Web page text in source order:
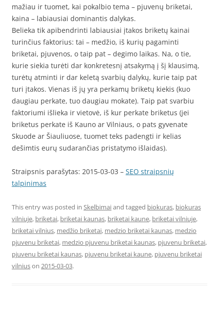
mažiau ir tuomet, kai pokalbio tema – pjuvenų briketai,
kaina – labiausiai dominantis dalykas.
Belieka tik apibendrinti labiausiai įtakos briketų kainai
turinčius faktorius: tai – medžio, iš kurių pagaminti
briketai, pjuvenos, o taip pat – degimo laikas. Na, o tie,
kurie siekia turėti dar konkretesnį atsakymą į šį klausimą,
turėtų atminti ir dar keletą svarbių dalykų, kurie taip pat
turi įtakos. Vienas iš jų yra perkamų briketų kiekis (kuo
daugiau perkate, tuo daugiau mokate). Taip pat svarbiu
faktoriumi išlieka ir vietovė, iš kur perkate briketus (jei
briketus perkate iš Kauno ar Vilniaus, o pats gyvenate
Skuode ar Šiauliuose, tuomet teks padengti ir kelias
dešimtis eurų sudarančias pristatymo išlaidas).
Straipsnis parašytas: 2015-03-03 – SEO straipsnių
talpinimas
This entry was posted in Skelbimaiand tagged biokuras, biokuras
vilniuje, briketai, briketai kaunas, briketai kaune, briketai vilniuje,
briketai vilnius, medžio briketai, medzio briketai kaunas, medzio
pjuvenu briketai, medzio pjuvenu briketai kaunas, pjuvenu briketai,
pjuvenu briketai kaunas, pjuvenu briketai kaune, pjuvenu briketai
vilniuson 2015-03-03.